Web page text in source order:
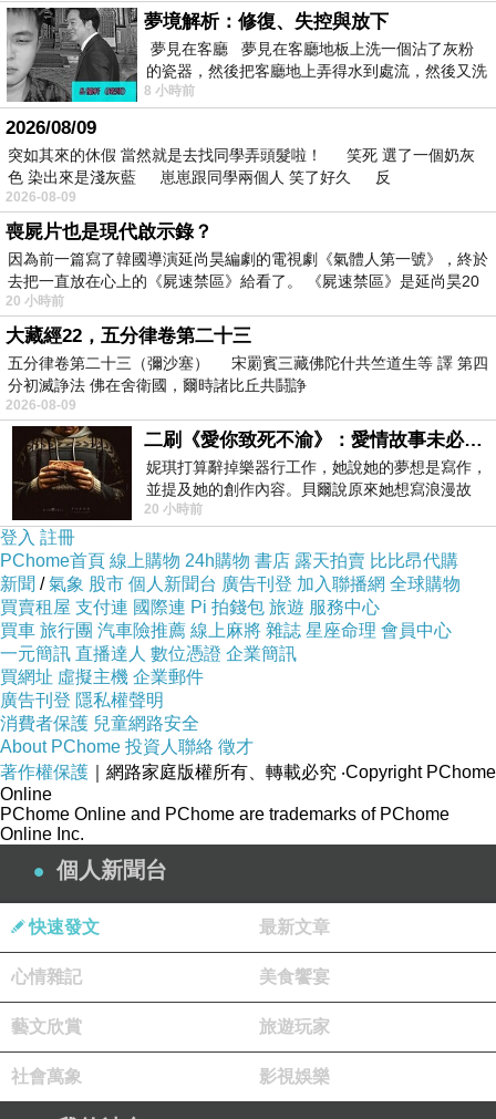
圖片真的爆多
比我們都還大的車子
有些有很可愛的特殊車款
夢境解析：修復、失控與放下
夢見在客廳 夢見在客廳地板上洗一個沾了灰粉
的瓷器，然後把客廳地上弄得水到處流，然後又洗
一頂棒球潮帽，後來發現帽
8 小時前
2026/08/09
突如其來的休假 當然就是去找同學弄頭髮啦！ 笑死 選了一個奶灰
色 染出來是淺灰藍 崽崽跟同學兩個人 笑了好久 反
2026-08-09
喪屍片也是現代啟示錄？
因為前一篇寫了韓國導演延尚昊編劇的電視劇《氣體人第一號》，終於
去把一直放在心上的《屍速禁區》給看了。 《屍速禁區》是延尚昊20
20 小時前
大藏經22，五分律卷第二十三
五分律卷第二十三（彌沙塞） 宋罽賓三藏佛陀什共竺道生等 譯 第四
分初滅諍法 佛在舍衛國，爾時諸比丘共鬪諍
2026-08-09
二刷《愛你致死不渝》：愛情故事未必是浪漫故事
妮琪打算辭掉樂器行工作，她說她的夢想是寫作，
並提及她的創作內容。貝爾說原來她想寫浪漫故
事，妮琪回應：「不是浪漫故事，是愛情
20 小時前
登入 註冊
PChome首頁 線上購物 24h購物 書店 露天拍賣 比比昂代購
新聞 /氣象 股市 個人新聞台 廣告刊登 加入聯播網 全球購物
買賣租屋 支付連 國際連 Pi 拍錢包 旅遊 服務中心
買車 旅行團 汽車險推薦 線上麻將 雜誌 星座命理 會員中心
一元簡訊 直播達人 數位憑證 企業簡訊
買網址 虛擬主機 企業郵件
廣告刊登 隱私權聲明
消費者保護 兒童網路安全
About PChome 投資人聯絡 徵才
著作權保護 ｜網路家庭版權所有、轉載必究 ‧Copyright PChome
Online
PChome Online and PChome are trademarks of PChome
Online Inc.
個人新聞台
快速發文 最新文章
心情雜記 美食饗宴
藝文欣賞 旅遊玩家
社會萬象 影視娛樂